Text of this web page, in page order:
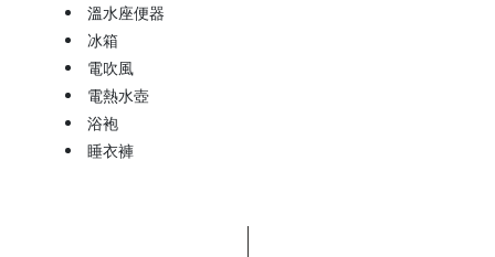
溫水座便器
冰箱
電吹風
電熱水壺
浴袍
睡衣褲